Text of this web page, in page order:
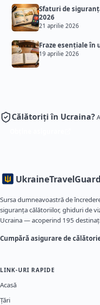
Sfaturi de
2026
21 aprilie 2026
Fraze esențiale în
19 aprilie 2026
Călătoriți în Ucraina?
UkraineTravelGuard
Sursa dumneavoastră de
siguranța călătoriilor, ghiduri de
Ucraina — acoperind 195
Cumpără asigurare de
LINK-URI RAPIDE
Acasă
Țări